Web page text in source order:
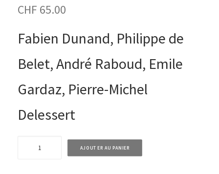
CHF 65.00
Fabien Dunand, Philippe de
Belet, André Raboud, Emile
Gardaz, Pierre-Michel
Delessert
AJOUTER AU PANIER